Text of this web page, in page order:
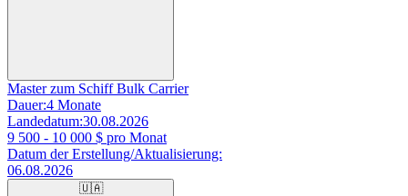
Master zum Schiff Bulk Carrier
Dauer:4 Monate
Landedatum:30.08.2026
9 500 - 10 000 $ pro Monat
Datum der Erstellung/Aktualisierung:
06.08.2026
🇺🇦